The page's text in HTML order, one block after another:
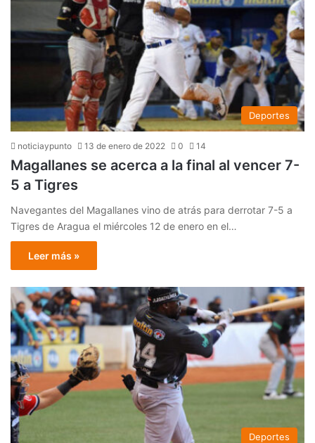
Deportes
noticiaypunto 13 de enero de 2022 0 14
Magallanes se acerca a la final al vencer 7-
5 a Tigres
Navegantes del Magallanes vino de atrás para derrotar 7-5 a
Tigres de Aragua el miércoles 12 de enero en el…
Leer más »
Deportes